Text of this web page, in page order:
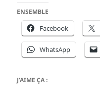
ENSEMBLE
Facebook
WhatsApp
J’AIME ÇA :